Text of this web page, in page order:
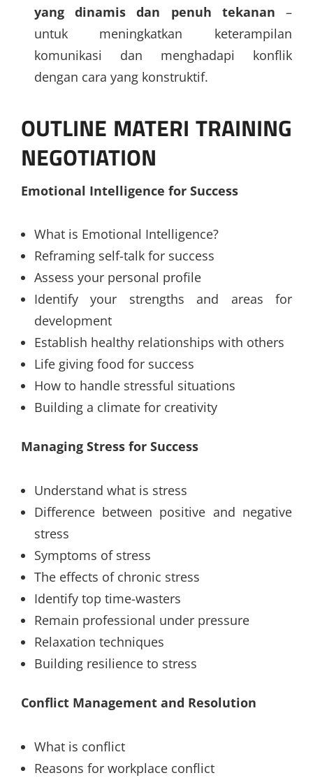
yang dinamis dan penuh tekanan –
untuk meningkatkan keterampilan
komunikasi dan menghadapi konflik
dengan cara yang konstruktif.
OUTLINE MATERI TRAINING
NEGOTIATION
Emotional Intelligence for Success
What is Emotional Intelligence?
Reframing self-talk for success
Assess your personal profile
Identify your strengths and areas for
development
Establish healthy relationships with others
Life giving food for success
How to handle stressful situations
Building a climate for creativity
Managing Stress for Success
Understand what is stress
Difference between positive and negative
stress
Symptoms of stress
The effects of chronic stress
Identify top time-wasters
Remain professional under pressure
Relaxation techniques
Building resilience to stress
Conflict Management and Resolution
What is conflict
Reasons for workplace conflict